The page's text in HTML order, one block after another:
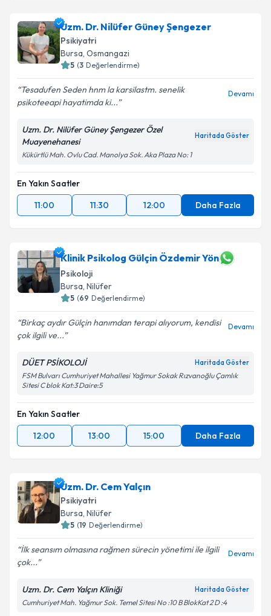
Uzm. Dr. Nilüfer Güney Şengezer
Psikiyatri
Bursa, Osmangazi
5 (3 Değerlendirme)
Tesadufen Seden hnm la karsilastm. senelik
psikoteeapi hayatimda ki...
Devamı
Uzm. Dr. Nilüfer Güney Şengezer Özel
Muayenehanesi
Haritada Göster
Kükürtlü Mah. Ovlu Cad. Manolya Sok. Aka Plaza No: 1
En Yakın Saatler
11:00
11:30 12:00 Daha Fazla
Klinik Psikolog Gülçin Özdemir Yön
Psikoloji
Bursa, Nilüfer
5 (69 Değerlendirme)
Birkaç aydır Gülçin hanımdan terapi alıyorum, kendisi
çok ilgili ve...
Devamı
DÜET PSİKOLOJİ Haritada Göster
FSM Bulvarı Cumhuriyet Mahallesi Yağmur Sokak Rızvanoğlu Çamlık
Sitesi C blok Kat:3 Daire:5
En Yakın Saatler
12:00
13:00 15:00 Daha Fazla
Uzm. Dr. Cem Yalçın
Psikiyatri
Bursa, Nilüfer
5 (19 Değerlendirme)
İlk seansım olmasına rağmen sürecin yönetimi ile ilgili
çok...
Devamı
Uzm. Dr. Cem Yalçın Kliniği Haritada Göster
Cumhuriyet Mah. Yağmur Sok. Temel Sitesi No :10 B BlokKat 2 D :4